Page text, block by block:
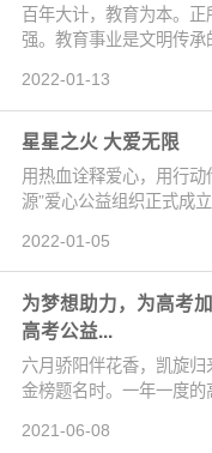
百年大计，教育为本。
强。教育事业是文明传
2022-01-13
星星之火 大爱无限
用热血诠释爱心，用行
源”爱心公益组织正式成
2022-01-05
为梦想助力，为高考
高考公益...
六月骄阳伴花香，凯旋
金榜题名时。一年一度
2021-06-08